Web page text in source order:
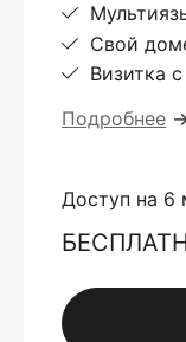
Свой
Визитка
Подробнее
Доступ на 6